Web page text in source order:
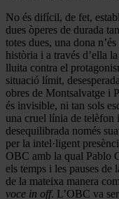
No és difícil, de fet,
dues òperes de durada
totes dues, una dona
història i a través d’ella
lluita contra el
situació límit,
obres de Montsalvatge i
és invisible, ni tan sols
una cruel línia de telèfon
desequilibrada només
per la intel·ligent
OBC amb la qual Pablo
els temps i les pauses
de la mateixa manera
voce in off. L’OBC va